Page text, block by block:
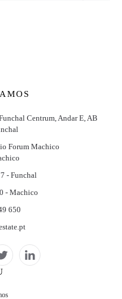
Centrum, Andar E, AB
Forum Machico
- Funchal
- Machico
650